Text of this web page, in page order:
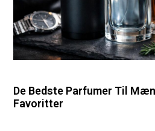
De Bedste Parfumer Til
Favoritter